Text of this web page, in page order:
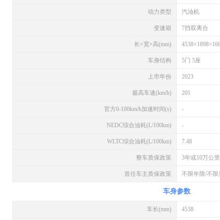
动力类型 汽油机
变速箱 7挡双离合
长×宽×高(mm)
车身结构 5门 5座
上市年份 2023
最高车速(km/h) 201
官方0-100km/h加速时间(s) -
NEDC综合油耗(L/100km) -
WLTC综合油耗(L/100km) 7.48
整车质保政策 3年或10万公里
首任车主质保政策 不限年限/不
车身参数
车长(mm) 4538